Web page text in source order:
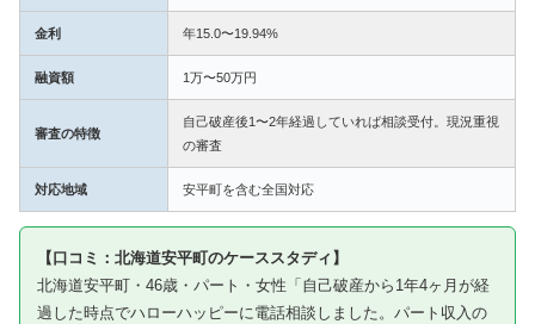
金利 年15.0〜19.94%
融資額 1万〜50万円
審査の特徴
自己破産後1〜2年経過していれば相談受付。現況重視
の審査
対応地域 安平町を含む全国対応
【口コミ：北海道安平町のケーススタディ】
北海道安平町・46歳・パート・女性「自己破産から1年4ヶ月が経
過した時点でハローハッピーに電話相談しました。パート収入の